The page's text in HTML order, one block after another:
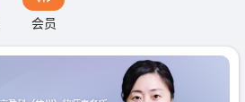
会员